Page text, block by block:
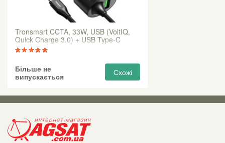
Tronsmart CCTA, 33W, USB (VoltIQ,
Quick Charge 3.0) + USB Type-C
Більше не
випускається
Схожі